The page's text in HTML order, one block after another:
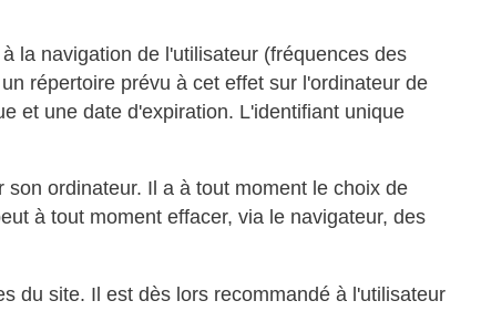
la navigation de l'utilisateur (fréquences des
répertoire prévu à cet effet sur l'ordinateur de
et une date d'expiration. L'identifiant unique
ordinateur. Il a à tout moment le choix de
à tout moment effacer, via le navigateur, des
du site. Il est dès lors recommandé à l'utilisateur